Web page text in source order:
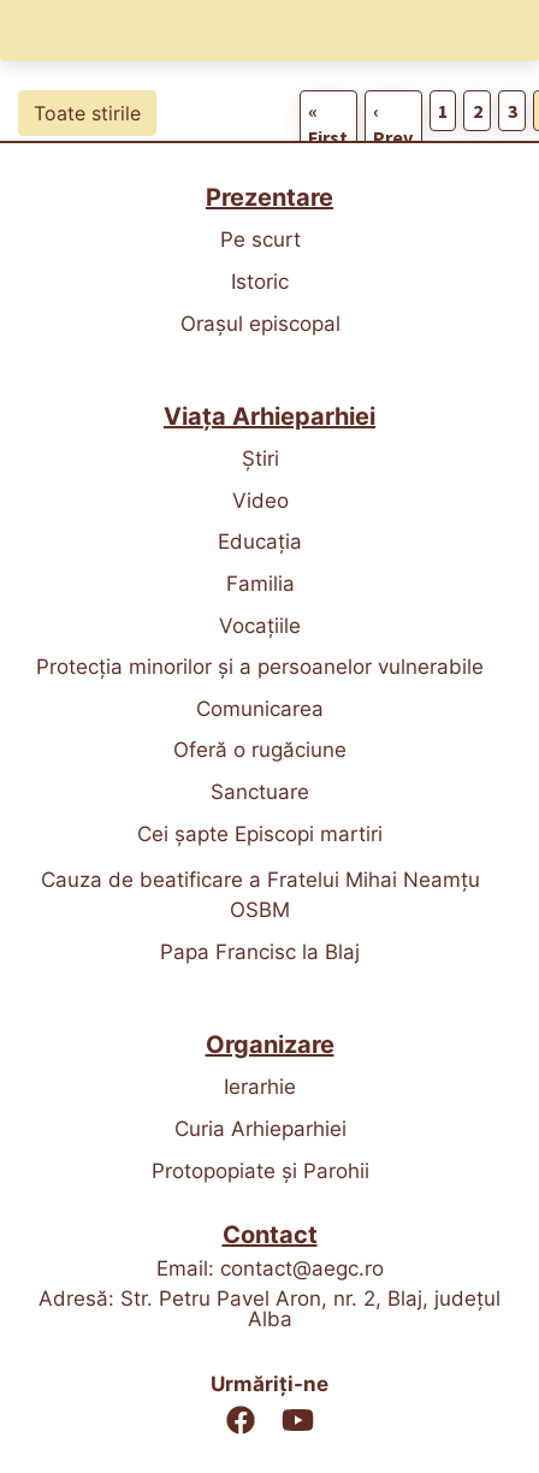
Toate stirile
«
First
‹
Prev
1 2 3
Prezentare
Pe scurt
Istoric
Orașul episcopal
Viața Arhieparhiei
Știri
Video
Educația
Familia
Vocațiile
Protecția minorilor și a persoanelor vulnerabile
Comunicarea
Oferă o rugăciune
Sanctuare
Cei șapte Episcopi martiri
Cauza de beatificare a Fratelui Mihai Neamțu
OSBM
Papa Francisc la Blaj
Organizare
Ierarhie
Curia Arhieparhiei
Protopopiate și Parohii
Contact
Email: contact@aegc.ro
Adresă: Str. Petru Pavel Aron, nr. 2, Blaj, județul
Alba
Urmăriți-ne